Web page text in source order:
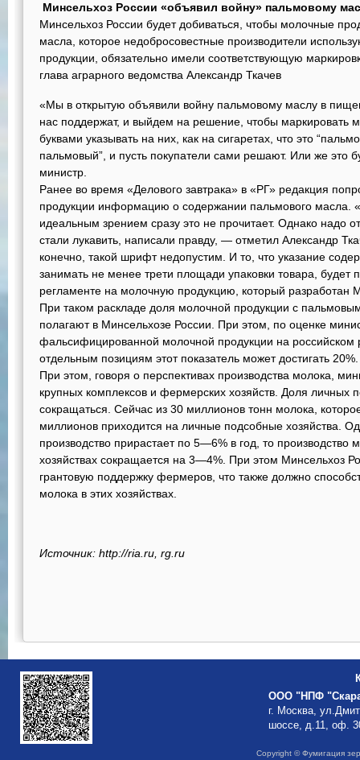
Минсельхоз России «объявил войну» пальмовому
Минсельхоз России будет добиваться, чтобы молочные
масла, которое недобросовестные производители
продукции, обязательно имели соответствующую
глава аграрного ведомства Александр Ткачев
«Мы в открытую объявили войну пальмовому маслу в
нас поддержат, и выйдем на решение, чтобы маркировать
буквами указывать на них, как на сигаретах, что это
пальмовый”, и пусть покупатели сами решают. Или же это
министр.
Ранее во время «Делового завтрака» в «РГ» редакция
продукции информацию о содержании пальмового масла.
идеальным зрением сразу это не прочитает. Однако надо
стали лукавить, написали правду, — отметил Александр
конечно, такой шрифт недопустим. И то, что указание
занимать не менее трети площади упаковки товара, будет
регламенте на молочную продукцию, который разработан
При таком раскладе доля молочной продукции с
полагают в Минсельхозе России. При этом, по оценке
фальсифицированной молочной продукции на российском
отдельным позициям этот показатель может достигать 20%.
При этом, говоря о перспективах производства молока,
крупных комплексов и фермерских хозяйств. Доля личных
сокращаться. Сейчас из 30 миллионов тонн молока,
миллионов приходится на личные подсобные хозяйства.
производство прирастает по 5—6% в год, то производство
хозяйствах сокращается на 3—4%. При этом Минсельхоз
грантовую поддержку фермеров, что также должно
молока в этих хозяйствах.
Источник: http://ria.ru, rg.ru
ООО "НПФ
г. Москва,
шоссе, д.11, оф.
Copyright © Фумигация